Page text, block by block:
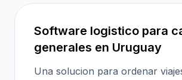
Software logistico para
generales en Uruguay
Una solucion para ordenar